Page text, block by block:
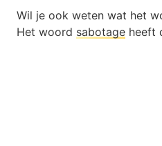
Wil je ook weten wat het
Het woord sabotage heeft